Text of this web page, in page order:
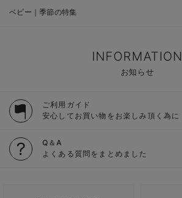
ベビー｜季節の特集
INFORMATION
お知らせ
ご利用ガイド
安心してお買い物をお楽しみ頂く為に
Q＆A
よくある質問をまとめました